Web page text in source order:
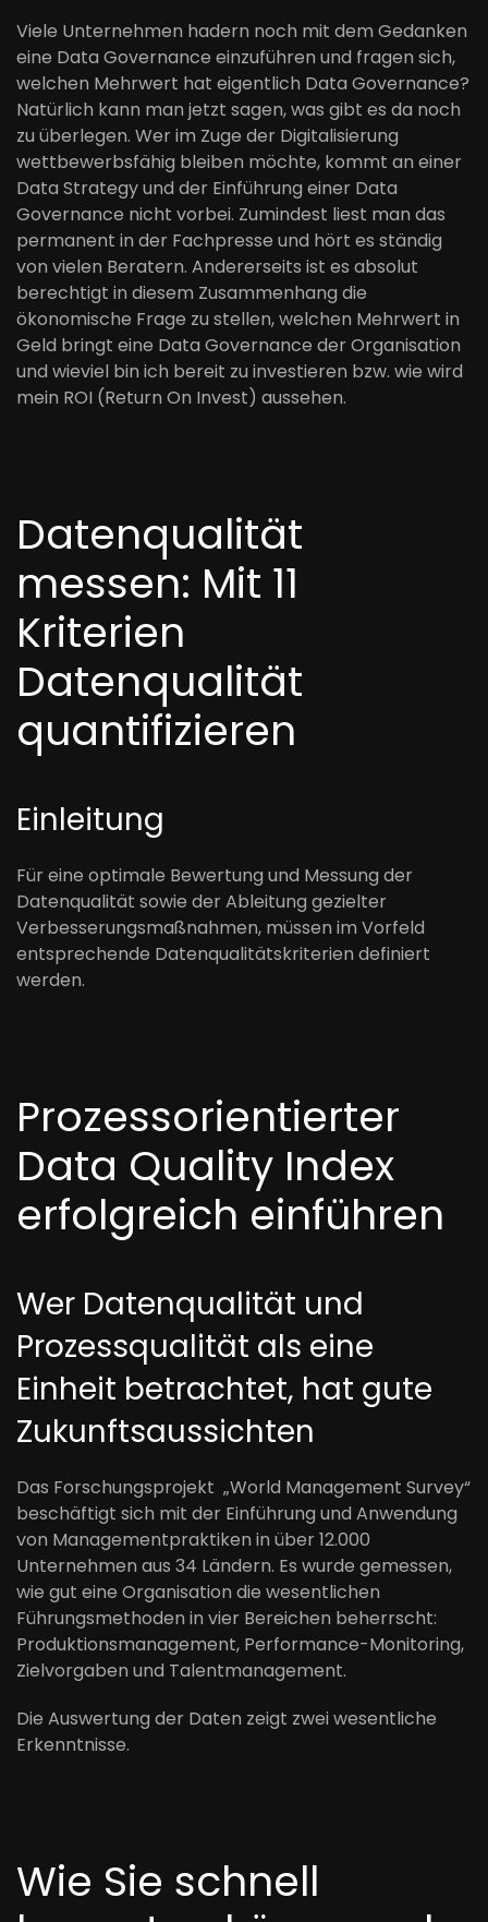
Viele Unternehmen hadern noch mit dem Gedanken
eine Data Governance einzuführen und fragen sich,
welchen Mehrwert hat eigentlich Data Governance?
Natürlich kann man jetzt sagen, was gibt es da noch
zu überlegen. Wer im Zuge der Digitalisierung
wettbewerbsfähig bleiben möchte, kommt an einer
Data Strategy und der Einführung einer Data
Governance nicht vorbei. Zumindest liest man das
permanent in der Fachpresse und hört es ständig
von vielen Beratern. Andererseits ist es absolut
berechtigt in diesem Zusammenhang die
ökonomische Frage zu stellen, welchen Mehrwert in
Geld bringt eine Data Governance der Organisation
und wieviel bin ich bereit zu investieren bzw. wie wird
mein ROI (Return On Invest) aussehen.
Datenqualität
messen: Mit 11
Kriterien
Datenqualität
quantifizieren
Einleitung
Für eine optimale Bewertung und Messung der
Datenqualität sowie der Ableitung gezielter
Verbesserungsmaßnahmen, müssen im Vorfeld
entsprechende Datenqualitätskriterien definiert
werden.
Prozessorientierter
Data Quality Index
erfolgreich einführen
Wer Datenqualität und
Prozessqualität als eine
Einheit betrachtet, hat gute
Zukunftsaussichten
Das Forschungsprojekt „World Management Survey“
beschäftigt sich mit der Einführung und Anwendung
von Managementpraktiken in über 12.000
Unternehmen aus 34 Ländern. Es wurde gemessen,
wie gut eine Organisation die wesentlichen
Führungsmethoden in vier Bereichen beherrscht:
Produktionsmanagement, Performance-Monitoring,
Zielvorgaben und Talentmanagement.
Die Auswertung der Daten zeigt zwei wesentliche
Erkenntnisse.
Wie Sie schnell